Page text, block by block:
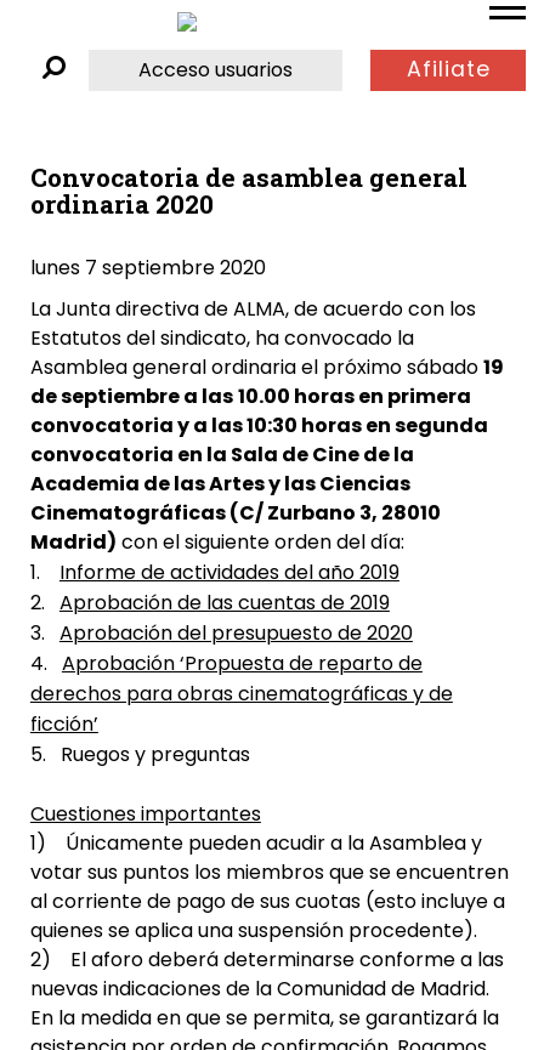
Acceso usuarios Afiliate
Convocatoria de asamblea general
ordinaria 2020
lunes 7 septiembre 2020
La Junta directiva de ALMA, de acuerdo con los
Estatutos del sindicato, ha convocado la
Asamblea general ordinaria el próximo sábado19
de septiembrea las10.00 horas en primera
convocatoria y a las 10:30 horas en segunda
convocatoria en la Sala de Cine de la
Academia de las Artes y las Ciencias
Cinematográficas (C/ Zurbano 3, 28010
Madrid) con el siguiente orden del día:
1. Informe de actividades del año 2019
2. Aprobación de las cuentas de 2019
3. Aprobación del presupuesto de 2020
4. Aprobación ‘Propuesta de reparto de
derechos para obras cinematográficas y de
ficción’
5. Ruegos y preguntas
Cuestiones importantes
1) Únicamente pueden acudir a la Asamblea y
votar sus puntos los miembros que se encuentren
al corriente de pago de sus cuotas (esto incluye a
quienes se aplica una suspensión procedente).
2) El aforo deberá determinarse conforme a las
nuevas indicaciones de la Comunidad de Madrid.
En la medida en que se permita, se garantizará la